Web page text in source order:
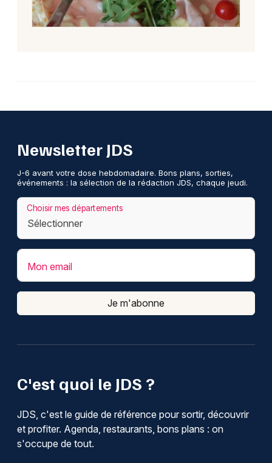
C'est quoi le JDS ?
JDS, c'est le guide de référence pour sortir, découvrir
et profiter. Agenda, restaurants, bons plans : on
s'occupe de tout.
Newsletter JDS
J-6 avant votre dose hebdomadaire. Bons plans, sorties,
événements : la sélection de la rédaction JDS, chaque jeudi.
Choisir mes départements
Mon email
Je m'abonne